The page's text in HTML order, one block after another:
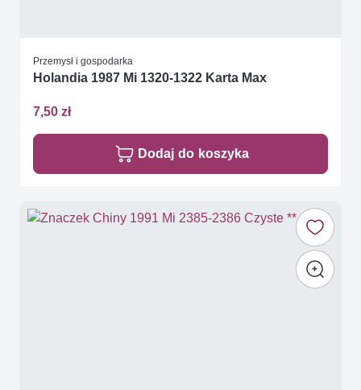
Przemysł i gospodarka
Holandia 1987 Mi 1320-1322 Karta Max
7,50 zł
Dodaj do koszyka